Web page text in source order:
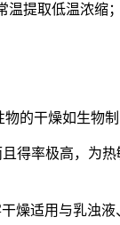
提取低温浓缩
的干燥如生物制
得率极高，为
燥适用与乳浊